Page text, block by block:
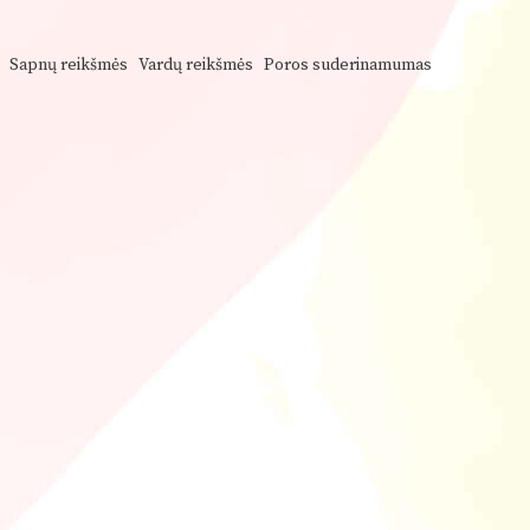
Sapnų reikšmės Vardų reikšmės Poros suderinamumas